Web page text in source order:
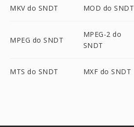
MKV do SNDT MOD do SNDT
MPEG do SNDT
MPEG-2 do
SNDT
MTS do SNDT MXF do SNDT